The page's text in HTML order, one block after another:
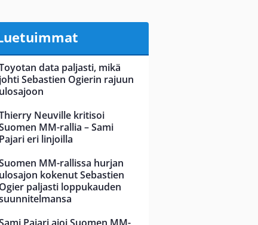
data paljasti, mikä
johti Sebastien Ogierin rajuun
ulosajoon
Neuville kritisoi
MM-rallia – Sami
Pajari eri linjoilla
MM-rallissa hurjan
ulosajon kokenut Sebastien
Ogier paljasti loppukauden